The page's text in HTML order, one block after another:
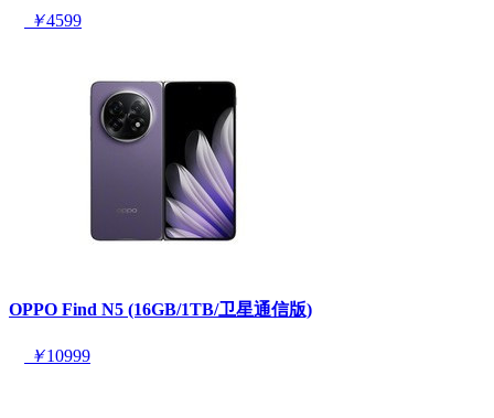
￥4599
OPPO Find N5 (16GB/1TB/卫星通信版)
￥10999